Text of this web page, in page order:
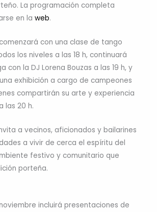
La programación completa
en la web.
con una clase de tango
los niveles a las 18 h, continuará
con la DJ Lorena Bouzas a las 19 h, y
exhibición a cargo de campeones
compartirán su arte y experiencia
las 20 h.
a vecinos, aficionados y bailarines
a vivir de cerca el espíritu del
festivo y comunitario que
porteña.
incluirá presentaciones de